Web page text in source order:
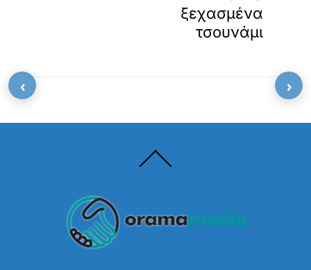
ξεχασμένα
τσουνάμι
To
‹ ›